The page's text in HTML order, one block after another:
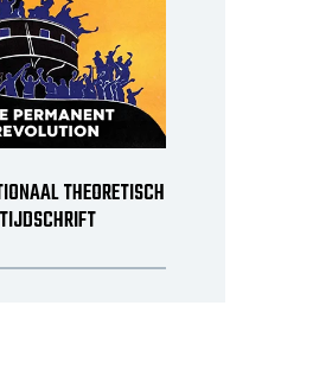
THEORETISCH
TIJDSCHRIFT